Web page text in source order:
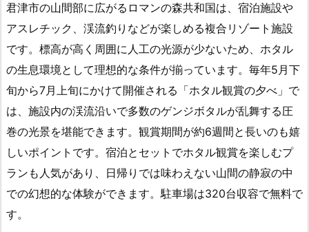
君津市の山間部に広がるロマンの森共和国は、宿泊施設や
アスレチック、渓流釣りなどが楽しめる複合リゾート施設
です。標高が高く周囲に人工の光源が少ないため、ホタル
の生息環境として理想的な条件が揃っています。毎年5月下
旬から7月上旬にかけて開催される「ホタル観賞の夕べ」で
は、施設内の渓流沿いで多数のゲンジボタルが乱舞する圧
巻の光景を堪能できます。観賞期間が約6週間と長いのも嬉
しいポイントです。宿泊とセットでホタル観賞を楽しむプ
ランも人気があり、日帰りでは味わえない山間の静寂の中
での幻想的な体験ができます。駐車場は320台収容で無料で
す。